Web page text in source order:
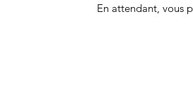
En attendant, vous